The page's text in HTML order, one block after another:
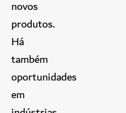
novos
produtos.
Há
também
oportunidades
em